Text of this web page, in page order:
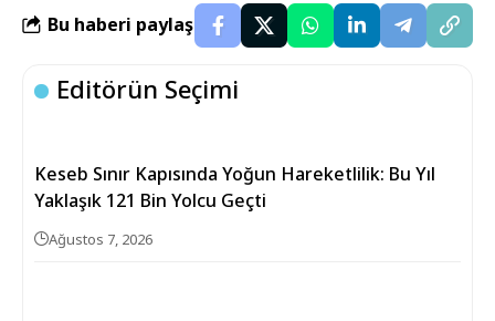
Bu haberi paylaş
Editörün Seçimi
Keseb Sınır Kapısında Yoğun Hareketlilik: Bu Yıl
Yaklaşık 121 Bin Yolcu Geçti
Ağustos 7, 2026